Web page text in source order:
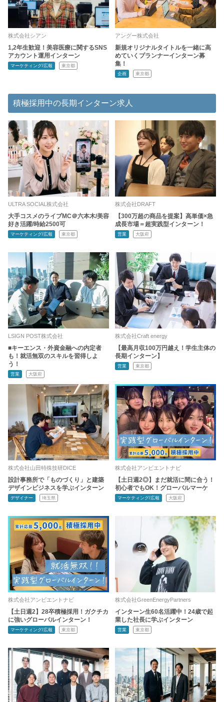
株式会社シアン
1,2年生歓迎！美容医療に関するSNS
アカウント運用インターン
マーケティング/広報 東京都
アングー株式会社
新規オリジナルタイトルを一緒に高
めていくプランナーインターン募
集！
企画 東京都
積極採用中の長期インターン求人
ULTRA SOCIAL株式会社
大手コスメのライブMC＠六本木/美容
好き活躍/時給2500可
マーケティング/広報 東京都
株式会社DRAFT
【300万超の商品を提案】高単価×急
成長市場＝超実践型インターン！
営業 大阪府
LSIGN POST株式会社
■キーエンス・外資金融への内定者
も！就活無双のスキルを習得しよ
う！
営業 大阪府
株式会社Craft energy
【最高月収100万円越え！学生主体の
長期インターン】
営業 東京都
株式会社山田特殊技研DICE
設計事務所で「ものづくり」と建築
デザインビジネスを学ぶインターン
デザイナー 埼玉県
株式会社アンビエントナビ
【土日週2◎】まだ就活に間に合う！
初心者でもOK！グローバルマーケ
マーケティング/広報 大阪府
株式会社アンビエントナビ
【土日週2】28卒積極採用！ガクチカ
に強いグローバルインターン！
マーケティング/広報 東京都
株式会社GreenEnergyPartners
インターン生60名活躍中！24歳で起
業した社長に学ぶインターン
営業 東京都